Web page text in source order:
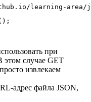
learning-area/
) ;
при
этом случае GET
извлекаем
адрес файла JSON,